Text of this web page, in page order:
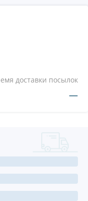
доставки посылок
—